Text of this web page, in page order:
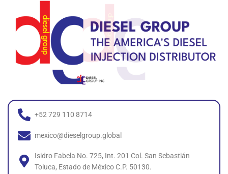
+52 729 110 8714
mexico@dieselgroup.global
Isidro Fabela No. 725, Int. 201 Col. San Sebastián
Toluca, Estado de México C.P. 50130.